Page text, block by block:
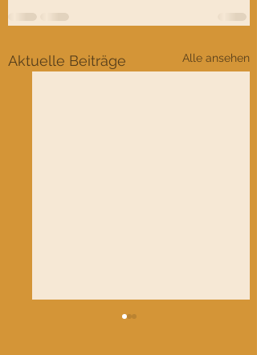
Aktuelle Beiträge Alle ansehen